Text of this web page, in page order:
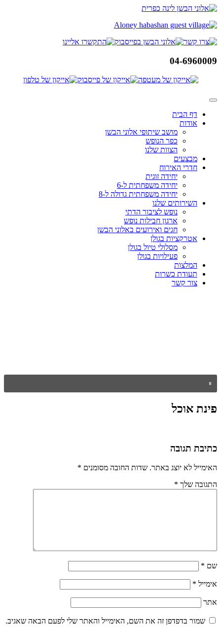
דלג
04-6960009
דף הבית
אודות
מושב שיתופי אלוני הבשן
כפר הנופש
הצוות שלנו
מבצעים
חדרי האירוח
יחידה זוגית
יחידה משפחתית ל-6
יחידה משפחתית גדולה ל-8
השירותים שלנו
נופש לציבור הדתי
ארגון חבילות נופש
חגים ואירועים באלוני הבשן
אטרקציות בגולן
מסלולי טיול בגולן
פעילויות בגולן
המלצות
תעודת כשרות
צור קשר
פינת אוכל
כתיבת תגובה
האימייל לא יוצג באתר. שדות החובה מסומנים *
התגובה שלך *
שם *
אימייל *
אתר
שמור בדפדפן זה את השם, האימייל והאתר שלי לפעם הבאה שאגיב.